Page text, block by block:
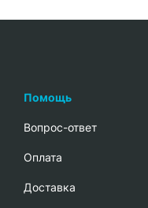
Помощь
Вопрос-ответ
Oплата
Доставка